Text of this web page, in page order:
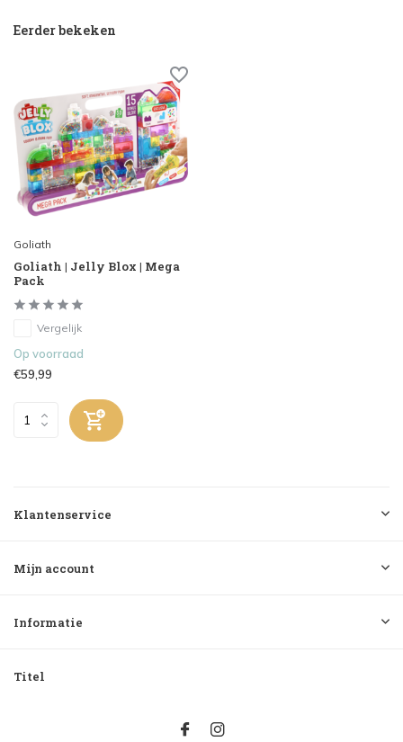
Eerder bekeken
Goliath
Goliath | Jelly Blox | Mega
Pack
Vergelijk
Op voorraad
€59,99
Klantenservice
Mijn account
Informatie
Titel